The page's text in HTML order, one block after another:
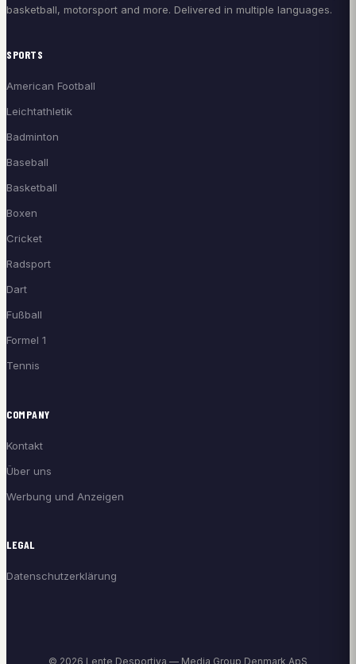
basketball, motorsport and more. Delivered in multiple languages.
SPORTS
American Football
Leichtathletik
Badminton
Baseball
Basketball
Boxen
Cricket
Radsport
Dart
Fußball
Formel 1
Tennis
COMPANY
Kontakt
Über uns
Werbung und Anzeigen
LEGAL
Datenschutzerklärung
© 2026 Lente Desportiva — Media Group Denmark ApS